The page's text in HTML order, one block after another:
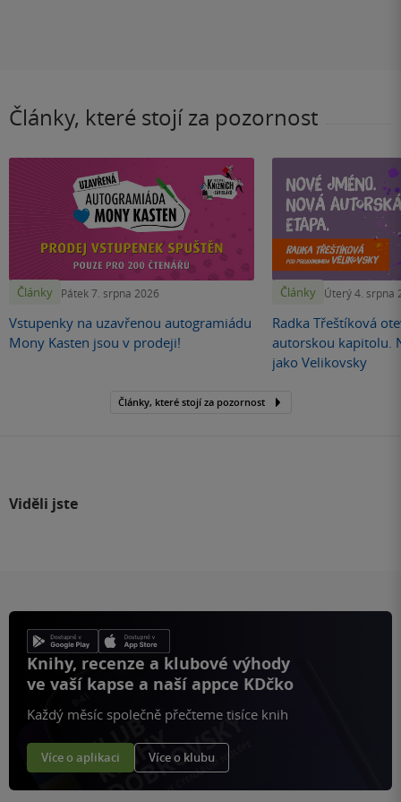
Články, které stojí za pozornost
Články Pátek 7. srpna 2026
Vstupenky na uzavřenou autogramiádu
Mony Kasten jsou v prodeji!
Články Úterý 4. srpna
Radka Třeštíková
autorskou kapitolu.
jako Velikovsky
Články, které stojí za pozornost
Viděli jste
Knihy, recenze a klubové výhody
ve vaší kapse a naší appce KDčko
Každý měsíc společně přečteme tisíce knih
Více o aplikaci Více o klubu